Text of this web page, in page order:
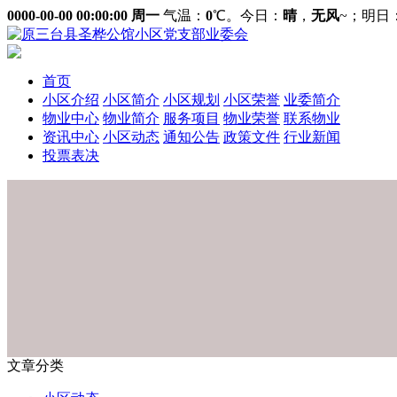
0000-00-00 00:00:00 周一 气温： 0℃。今日： 晴， 无风~ ；明日：
首页
小区介绍 小区简介 小区规划 小区荣誉 业委简介
物业中心 物业简介 服务项目 物业荣誉 联系物业
资讯中心 小区动态 通知公告 政策文件 行业新闻
投票表决
文章分类